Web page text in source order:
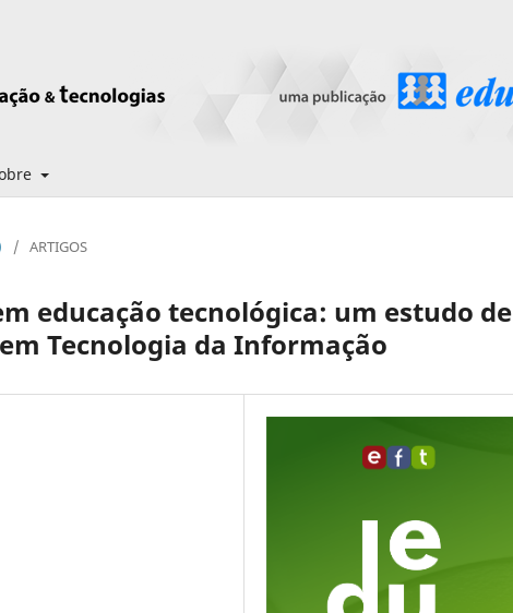
/ ARTIGOS
educação tecnológica: um estudo de
Tecnologia da Informação